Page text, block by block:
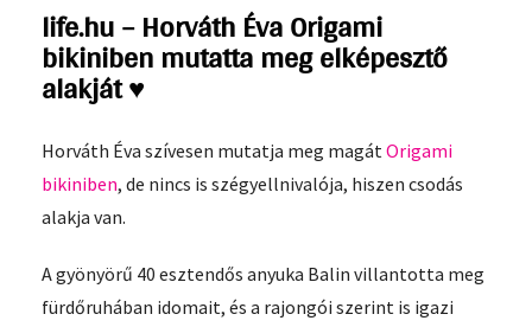
life.hu – Horváth Éva Origami
bikiniben mutatta meg elképesztő
alakját ♥
Horváth Éva szívesen mutatja meg magátOrigami
bikiniben, de nincs is szégyellnivalója, hiszen csodás
alakja van.
A gyönyörű 40 esztendős anyuka Balin villantotta meg
fürdőruhában idomait, és a rajongói szerint is igazi